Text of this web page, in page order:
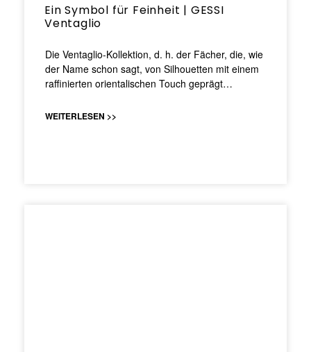
Ein Symbol für Feinheit | GESSI
Ventaglio
Die Ventaglio-Kollektion, d. h. der Fächer, die, wie
der Name schon sagt, von Silhouetten mit einem
raffinierten orientalischen Touch geprägt…
WEITERLESEN >>